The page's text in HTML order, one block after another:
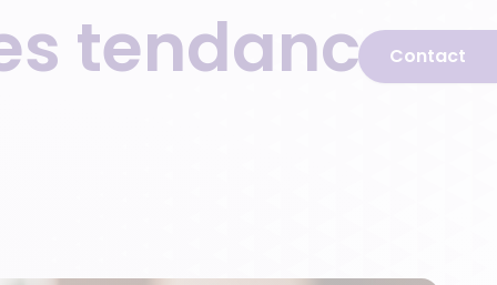
Contact
tendances